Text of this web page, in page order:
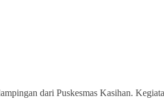
dari Puskesmas Kasihan.